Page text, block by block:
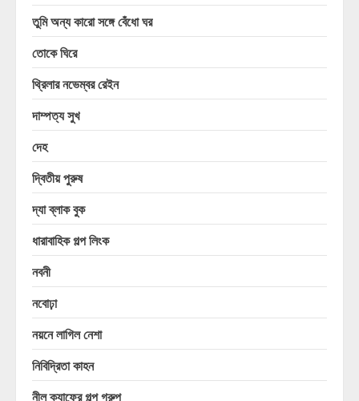
তুমি অন্য কারো সঙ্গে বেঁধো ঘর
তোকে ঘিরে
থ্রিলার নভেম্বর রেইন
দাম্পত্য সুখ
দেহ
দ্বিতীয় পুরুষ
দ্যা ব্লাক বুক
ধারাবাহিক গল্প লিংক
নবনী
নবোঢ়া
নয়নে লাগিল নেশা
নিবিদ্রিতা কাহন
নীল ক্যাফের গল্প গ্রুপ